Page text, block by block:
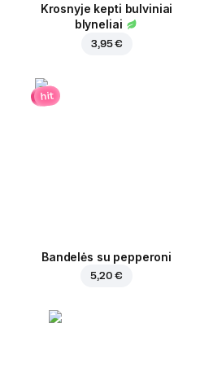
Krosnyje kepti bulviniai
blyneliai
3,95 €
hit
Bandelės su pepperoni
5,20 €